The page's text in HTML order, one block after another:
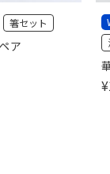
ア
箸セット
¥